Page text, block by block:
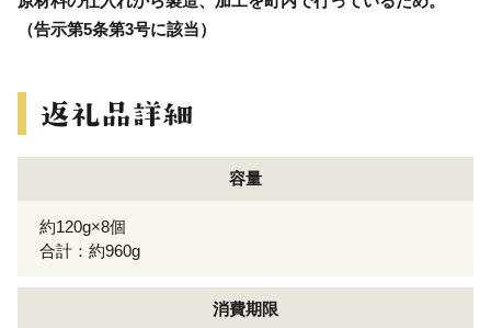
（告示第5条第3号に該当）
容量
約120g×8個
合計：約960g
消費期限